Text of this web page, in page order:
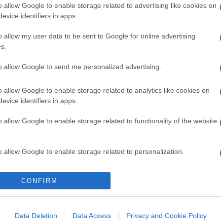
allow Google to enable storage related to advertising like cookies on
identifiers in apps.
allow my user data to be sent to Google for online advertising
allow Google to send me personalized advertising.
allow Google to enable storage related to analytics like cookies on
identifiers in apps.
allow Google to enable storage related to functionality of the website
allow Google to enable storage related to personalization.
allow Google to enable storage related to security, including
functionality and fraud prevention, and other user protection.
CONFIRM
Data Deletion Data Access Privacy and Cookie Policy